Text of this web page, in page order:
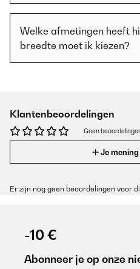
Welke afmetingen heeft
breedte moet ik kiezen?
Klantenbeoordelingen
Geen
Je
Er zijn nog geen beoordelingen voor
-10 €
Abonneer je op onze